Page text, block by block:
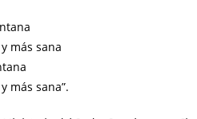
más sana
más sana”.